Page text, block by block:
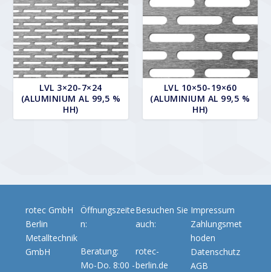
LVL 3×20-7×24
(ALUMINIUM AL 99,5 %
HH)
LVL 10×50-19×60
(ALUMINIUM AL 99,5 %
HH)
rotec GmbH
Berlin
Metalltechnik
GmbH
Öffnungszeite
n:
Beratung:
Mo-Do. 8:00 -
Besuchen Sie
auch:
rotec-
berlin.de
Impressum
Zahlungsmet
hoden
Datenschutz
AGB